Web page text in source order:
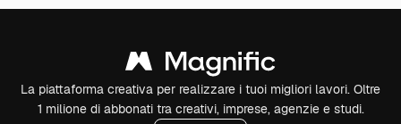
La piattaforma creativa per realizzare i tuoi migliori lavori. Oltre
1 milione di abbonati tra creativi, imprese, agenzie e studi.